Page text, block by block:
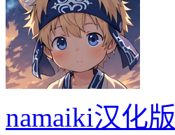
namaiki汉化版